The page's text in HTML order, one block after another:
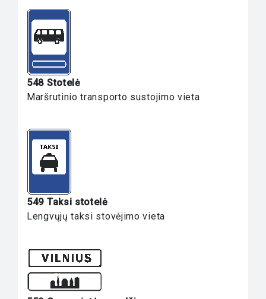
548 Stotelė
Maršrutinio transporto sustojimo vieta
549 Taksi stotelė
Lengvųjų taksi stovėjimo vieta